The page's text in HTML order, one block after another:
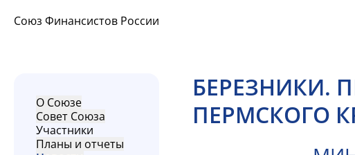
Союз Финансистов России
О Союзе
Совет Союза
Участники
Планы и отчеты
БЕРЕЗНИКИ.
ПЕРМСКОГО